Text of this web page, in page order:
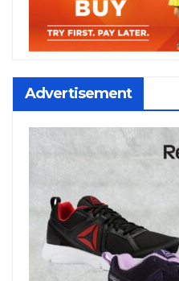
Advertisement